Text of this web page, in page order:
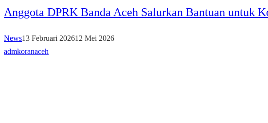
Anggota DPRK Banda Aceh Salurkan Bantuan untuk
News13 Februari 202612 Mei 2026
admkoranaceh